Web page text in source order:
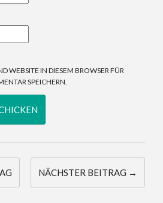
WEBSITE IN DIESEM BROWSER FÜR
SPEICHERN.
NÄCHSTER BEITRAG →